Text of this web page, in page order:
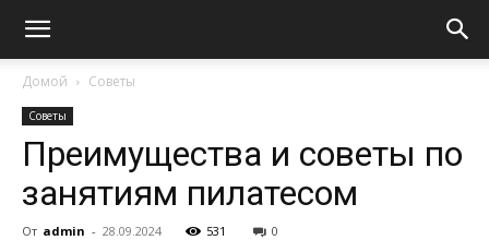
Домой Советы
Советы
Преимущества и советы по
занятиям пилатесом
От admin - 28.09.2024 531 0